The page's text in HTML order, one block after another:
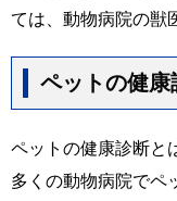
ては、動物病院の獣
ペットの健康
ペットの健康診断と
多くの動物病院でペ